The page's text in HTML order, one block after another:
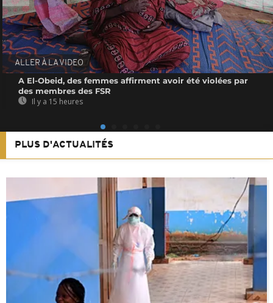
ALLER À LA VIDEO
A El-Obeid, des femmes affirment avoir été violées par
des membres des FSR
Il y a 15 heures
PLUS D'ACTUALITÉS